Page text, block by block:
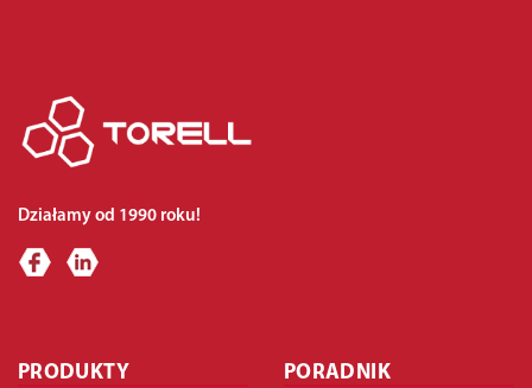
Działamy od 1990 roku!
PRODUKTY PORADNIK